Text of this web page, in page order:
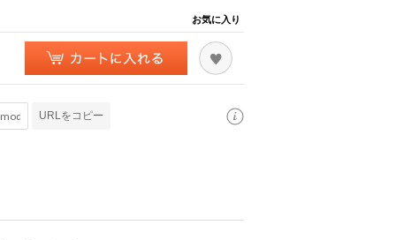
お気に入り
URLをコピー